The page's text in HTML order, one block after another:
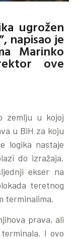
ugrožen
napisao je
Marinko
ove
zemlju u kojoj
u BiH za koju
logika nastaje
do izražaja.
ekser na
teretnog
terminalima.
prava, ali
I ovo